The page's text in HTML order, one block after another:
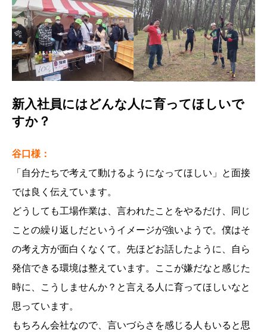
新入社員にはどんな人に育ってほしいで
すか？
谷口様：
「自分たちで考えて動けるようになってほしい」と面接
では良く伝えています。
どうしても工場作業は、言われたことをやるだけ、同じ
ことの繰り返しだというイメージが強いようで。僕はそ
の考え方が面白くなくて。先ほどお話したように、自ら
発信できる環境は整えています。ここが嫌だなと感じた
時に、こうしませんか？と言える人に育ってほしいなと
思っています。
もちろん会社なので、言いづらさを感じる人もいると思